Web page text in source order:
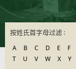
按姓氏首字母过滤 :
A B C D E F
T
U V W X Y